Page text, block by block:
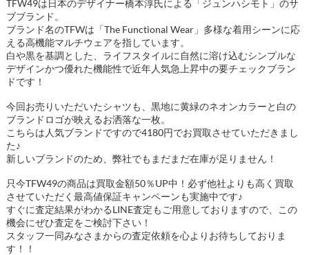
TFW49は日本のデザイナー橋本淳氏による「ジュンハシモト」のサ
ブブランド。
ブランド名のTFWは「The Functional Wear」多様な着用シーンに応
える高機能マルチウェアを指しています。
白や黒を基調とした、ライフスタイルに自然に溶け込むシンプルな
デザインかつ優れた機能性で近年人気急上昇中の要チェックブラン
ドです！
今回お売りいただいたシャツも、黒地に黄緑のネオンカラーと白の
ブランドロゴが映えるお洒落な一枚。
こちらは人気ブランドですので4180円でお買取させていただきまし
た♪
新しいブランドのため、弊社でもまだまだ在庫が足りません！
只今TFW49の商品は買取金額50％UP中！必ず他社よりも高く買取
させていただく最高値保証キャンペーンも実施中です♪
すぐに査定結果がわかるLINE査定もご用意しておりますので、この
機会にぜひ査定をご検討下さい！
スタッフ一同みなさまからの査定依頼を心よりお待ちしておりま
す！！